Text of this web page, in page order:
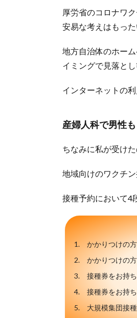
厚労省のコロナワ
安易な考えはもった
地方自治体のホー
イミングで見落と
インターネットの
産婦人科で男性
ちなみに私が受け
地域向けのワクチ
接種予約において4
かかりつけの
かかりつけの
接種券をお持
接種券をお持
大規模集団接